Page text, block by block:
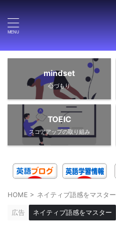
mindset
心づもり
TOEIC
スコアアップの取り組み
HOME > ネイティブ語感をマスター
広告 ネイティブ語感をマスター